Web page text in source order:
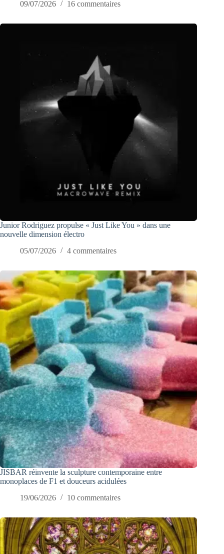
09/07/2026 16 commentaires
Junior Rodriguez propulse « Just Like You » dans une
nouvelle dimension électro
05/07/2026
4 commentaires
JISBAR réinvente la sculpture contemporaine entre
monoplaces de F1 et douceurs acidulées
19/06/2026
10 commentaires